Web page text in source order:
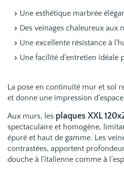
Une esthétique marbrée
Des veinages chaleureux aux
Une excellente résistance à
Une facilité d’entretien idéale
La pose en continuité mur et sol
et donne une impression
Aux murs, les plaques XXL
spectaculaire et homogène,
épuré et haut de gamme. Les
contrastées, apportent
douche à l’italienne comme à